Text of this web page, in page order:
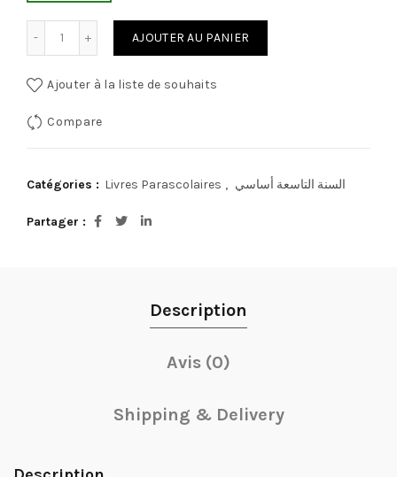
AJOUTER AU PANIER
Ajouter à la liste de souhaits
Compare
Catégories : Livres Parascolaires , السنة التاسعة أساسي
Partager
Description
Avis (0)
Shipping & Delivery